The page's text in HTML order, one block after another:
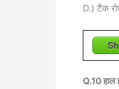
D.) टैंक
Q.10 हाल